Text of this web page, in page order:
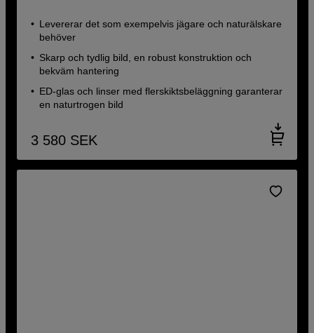
Levererar det som exempelvis jägare och naturälskare
behöver
Skarp och tydlig bild, en robust konstruktion och
bekväm hantering
ED-glas och linser med flerskiktsbeläggning garanterar
en naturtrogen bild
3 580 SEK